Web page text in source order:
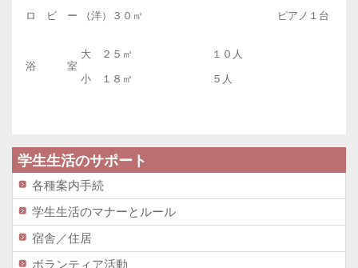
ロ ビ ー （洋）３０㎡ ピアノ１台
浴 室
大 ２５㎡
小 １８㎡
１０人
５人
学生生活のサポート
各種案内手続
学生生活のマナーとルール
宿舎／住居
ボランティア活動